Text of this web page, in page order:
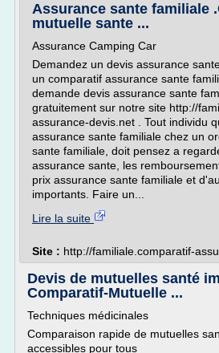
Assurance sante familiale
mutuelle sante ...
Assurance Camping Car
Demandez un devis assurance
un comparatif assurance sante
demande devis assurance sante
gratuitement sur notre site http://
assurance-devis.net . Tout individu
assurance sante familiale chez un
sante familiale, doit pensez a
assurance sante, les
prix assurance sante familiale et
importants. Faire un...
Lire la suite
Site : http://familiale.comparatif-
Devis de mutuelles santé
Comparatif-Mutuelle ...
Techniques médicinales
Comparaison rapide de mutuelles
accessibles pour tous